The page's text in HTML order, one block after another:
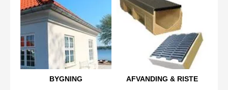
BYGNING AFVANDING & RISTE